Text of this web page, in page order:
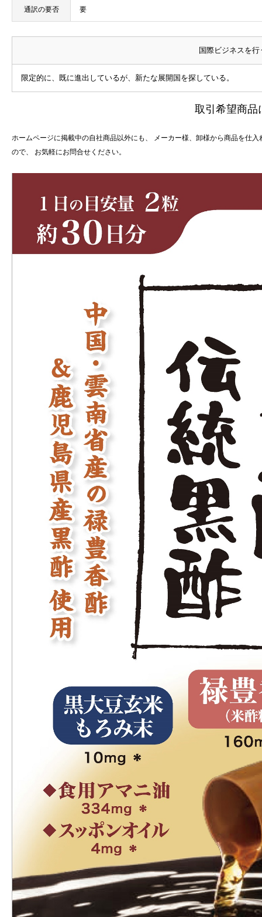
通訳の要否 要
国際ビジネスを
限定的に、既に進出しているが、新たな展開国を探している。
取引希望商品
ホームページに掲載中の自社商品以外にも、 メーカー様、卸様から商品を仕
ので、 お気軽にお問合せください。